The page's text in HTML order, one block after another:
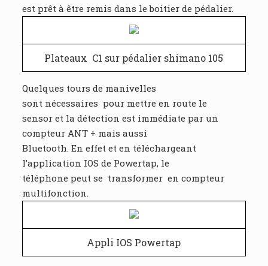
est prêt à être remis dans le boitier de pédalier.
Plateaux C1 sur pédalier shimano 105
Quelques tours de manivelles
sont nécessaires pour mettre en route le
sensor et la détection est immédiate par un
compteur ANT + mais aussi
Bluetooth. En effet et en téléchargeant
l’application IOS de Powertap, le
téléphone peut se transformer en compteur
multifonction.
Appli IOS Powertap